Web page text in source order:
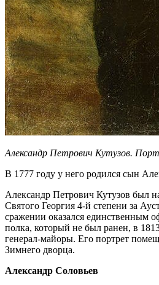
Александр Петрович Кутузов.
В 1777 году у него родился сын
Александр Петрович Кутузов был
Святого Георгия 4-й степени за
сражении оказался единственным
полка, который не был ранен, в
генерал-майоры. Его портрет
Зимнего дворца.
Александр Соловьев